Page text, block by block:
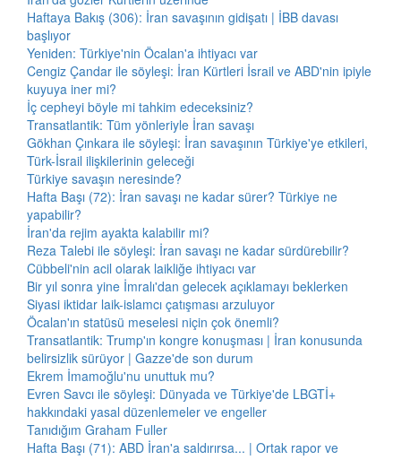
Haftaya Bakış (306): İran savaşının gidişatı | İBB davası
başlıyor
Yeniden: Türkiye'nin Öcalan'a ihtiyacı var
Cengiz Çandar ile söyleşi: İran Kürtleri İsrail ve ABD'nin ipiyle
kuyuya iner mi?
İç cepheyi böyle mi tahkim edeceksiniz?
Transatlantik: Tüm yönleriyle İran savaşı
Gökhan Çınkara ile söyleşi: İran savaşının Türkiye'ye etkileri,
Türk-İsrail ilişkilerinin geleceği
Türkiye savaşın neresinde?
Hafta Başı (72): İran savaşı ne kadar sürer? Türkiye ne
yapabilir?
İran'da rejim ayakta kalabilir mi?
Reza Talebi ile söyleşi: İran savaşı ne kadar sürdürebilir?
Cübbeli'nin acil olarak laikliğe ihtiyacı var
Bir yıl sonra yine İmralı'dan gelecek açıklamayı beklerken
Siyasi iktidar laik-islamcı çatışması arzuluyor
Öcalan'ın statüsü meselesi niçin çok önemli?
Transatlantik: Trump'ın kongre konuşması | İran konusunda
belirsizlik sürüyor | Gazze'de son durum
Ekrem İmamoğlu'nu unuttuk mu?
Evren Savcı ile söyleşi: Dünyada ve Türkiye'de LBGTİ+
hakkındaki yasal düzenlemeler ve engeller
Tanıdığım Graham Fuller
Hafta Başı (71): ABD İran'a saldırırsa... | Ortak rapor ve